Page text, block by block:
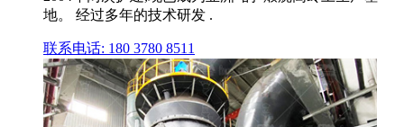
地。 经过多年的技术研发 .
联系电话: 180 3780 8511